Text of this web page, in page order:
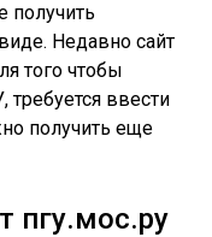
получить
Недавно сайт
того чтобы
ввести
получить еще
пгу.мос.ру